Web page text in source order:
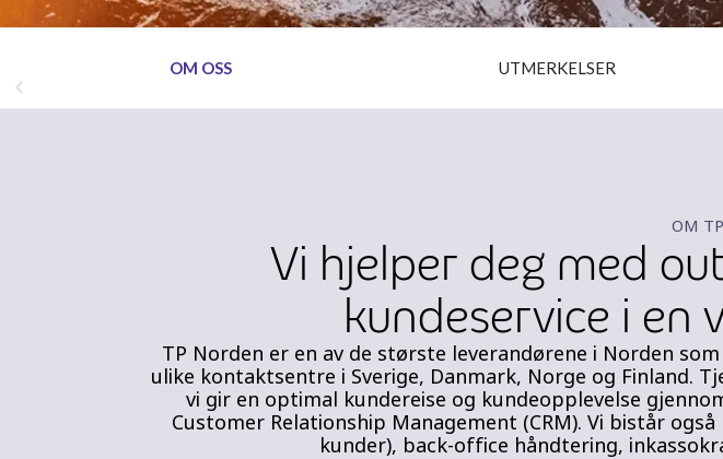
OM OSS UTMERKELSER
OM
Vi hjelper deg med
kundeservice i en
TP Norden er en av de største leverandørene i Norden
ulike kontaktsentre i Sverige, Danmark, Norge og Finland.
vi gir en optimal kundereise og kundeopplevelse
Customer Relationship Management (CRM). Vi bistår
kunder), back-office håndtering,